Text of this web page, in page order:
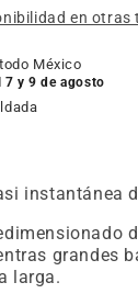
en otras
México
7 y 9 de agosto
instantánea
grandes
larga.